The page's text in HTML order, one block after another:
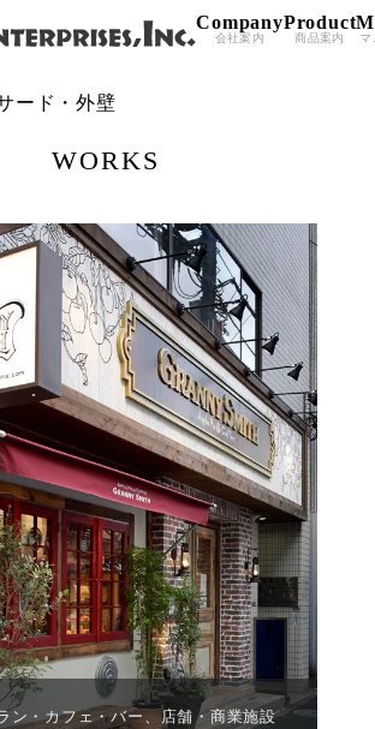
Company
会社案内
Product
商品案内 マ
ード・外壁
WORKS
ン・カフェ・バー、店舗・商業施設